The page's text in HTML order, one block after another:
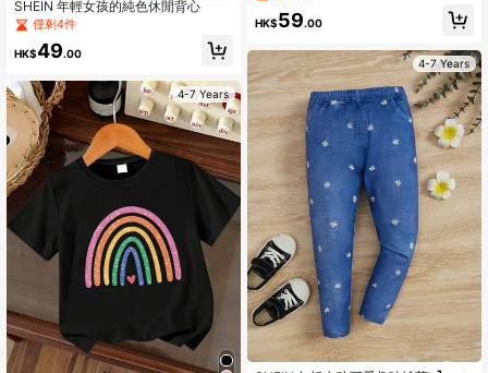
SHEIN 年輕女孩的純色休閒背心
僅剩4件
HK$49.00
4-7 Years
HK$59.00
4-7 Years
1